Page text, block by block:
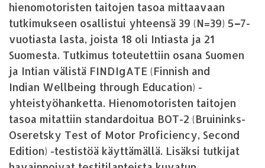
hienomotoristen taitojen tasoa mittaavaan
tutkimukseen osallistui yhteensä 39 (N=39) 5–7-
vuotiasta lasta, joista 18 oli Intiasta ja 21
Suomesta. Tutkimus toteutettiin osana Suomen
ja Intian välistä FINDIgATE (Finnish and
Indian Wellbeing through Education) -
yhteistyöhanketta. Hienomotoristen taitojen
tasoa mitattiin standardoitua BOT-2 (Bruininks-
Oseretsky Test of Motor Proficiency, Second
Edition) -testistöä käyttämällä. Lisäksi tutkijat